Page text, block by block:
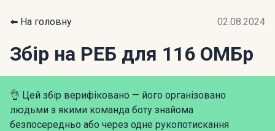
⬅️ На головну 02.08.2024
Збір на РЕБ для 116 ОМБр
👌 Цей збір верифіковано — його організовано
людьми з якими команда боту знайома
безпосередньо або через одне рукопотискання